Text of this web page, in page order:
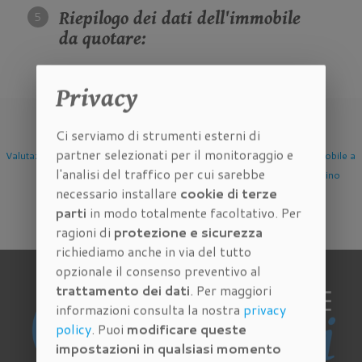
Riepilogo dei dati dell'immobile
da quotare:
Valutazione Immobile a
Firenze
Valutazione Immobile a
Scandicci
Valutazione Immobile a
Sesto Fiorentino
Privacy
Ci serviamo di strumenti esterni di
partner selezionati per il monitoraggio e
l'analisi del traffico per cui sarebbe
necessario installare cookie di terze
parti in modo totalmente facoltativo. Per
ragioni di protezione e sicurezza
richiediamo anche in via del tutto
opzionale il consenso preventivo al
trattamento dei dati. Per maggiori
informazioni consulta la nostra privacy
policy. Puoi modificare queste
impostazioni in qualsiasi momento